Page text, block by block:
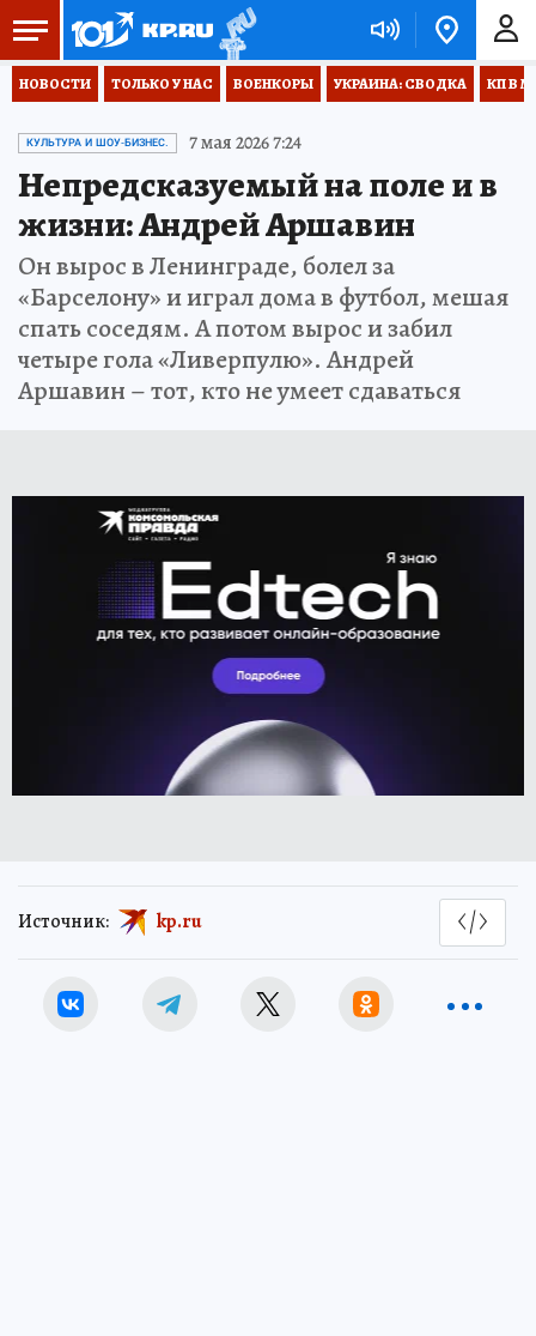
НОВОСТИ ТОЛЬКО У НАС ВОЕНКОРЫ УКРАИНА: СВОДКА КП В
КУЛЬТУРА И ШОУ-БИЗНЕС. 7 мая 2026 7:24
Непредсказуемый на поле и в
жизни: Андрей Аршавин
Он вырос в Ленинграде, болел за
«Барселону» и играл дома в футбол, мешая
спать соседям. А потом вырос и забил
четыре гола «Ливерпулю». Андрей
Аршавин – тот, кто не умеет сдаваться
Источник: kp.ru